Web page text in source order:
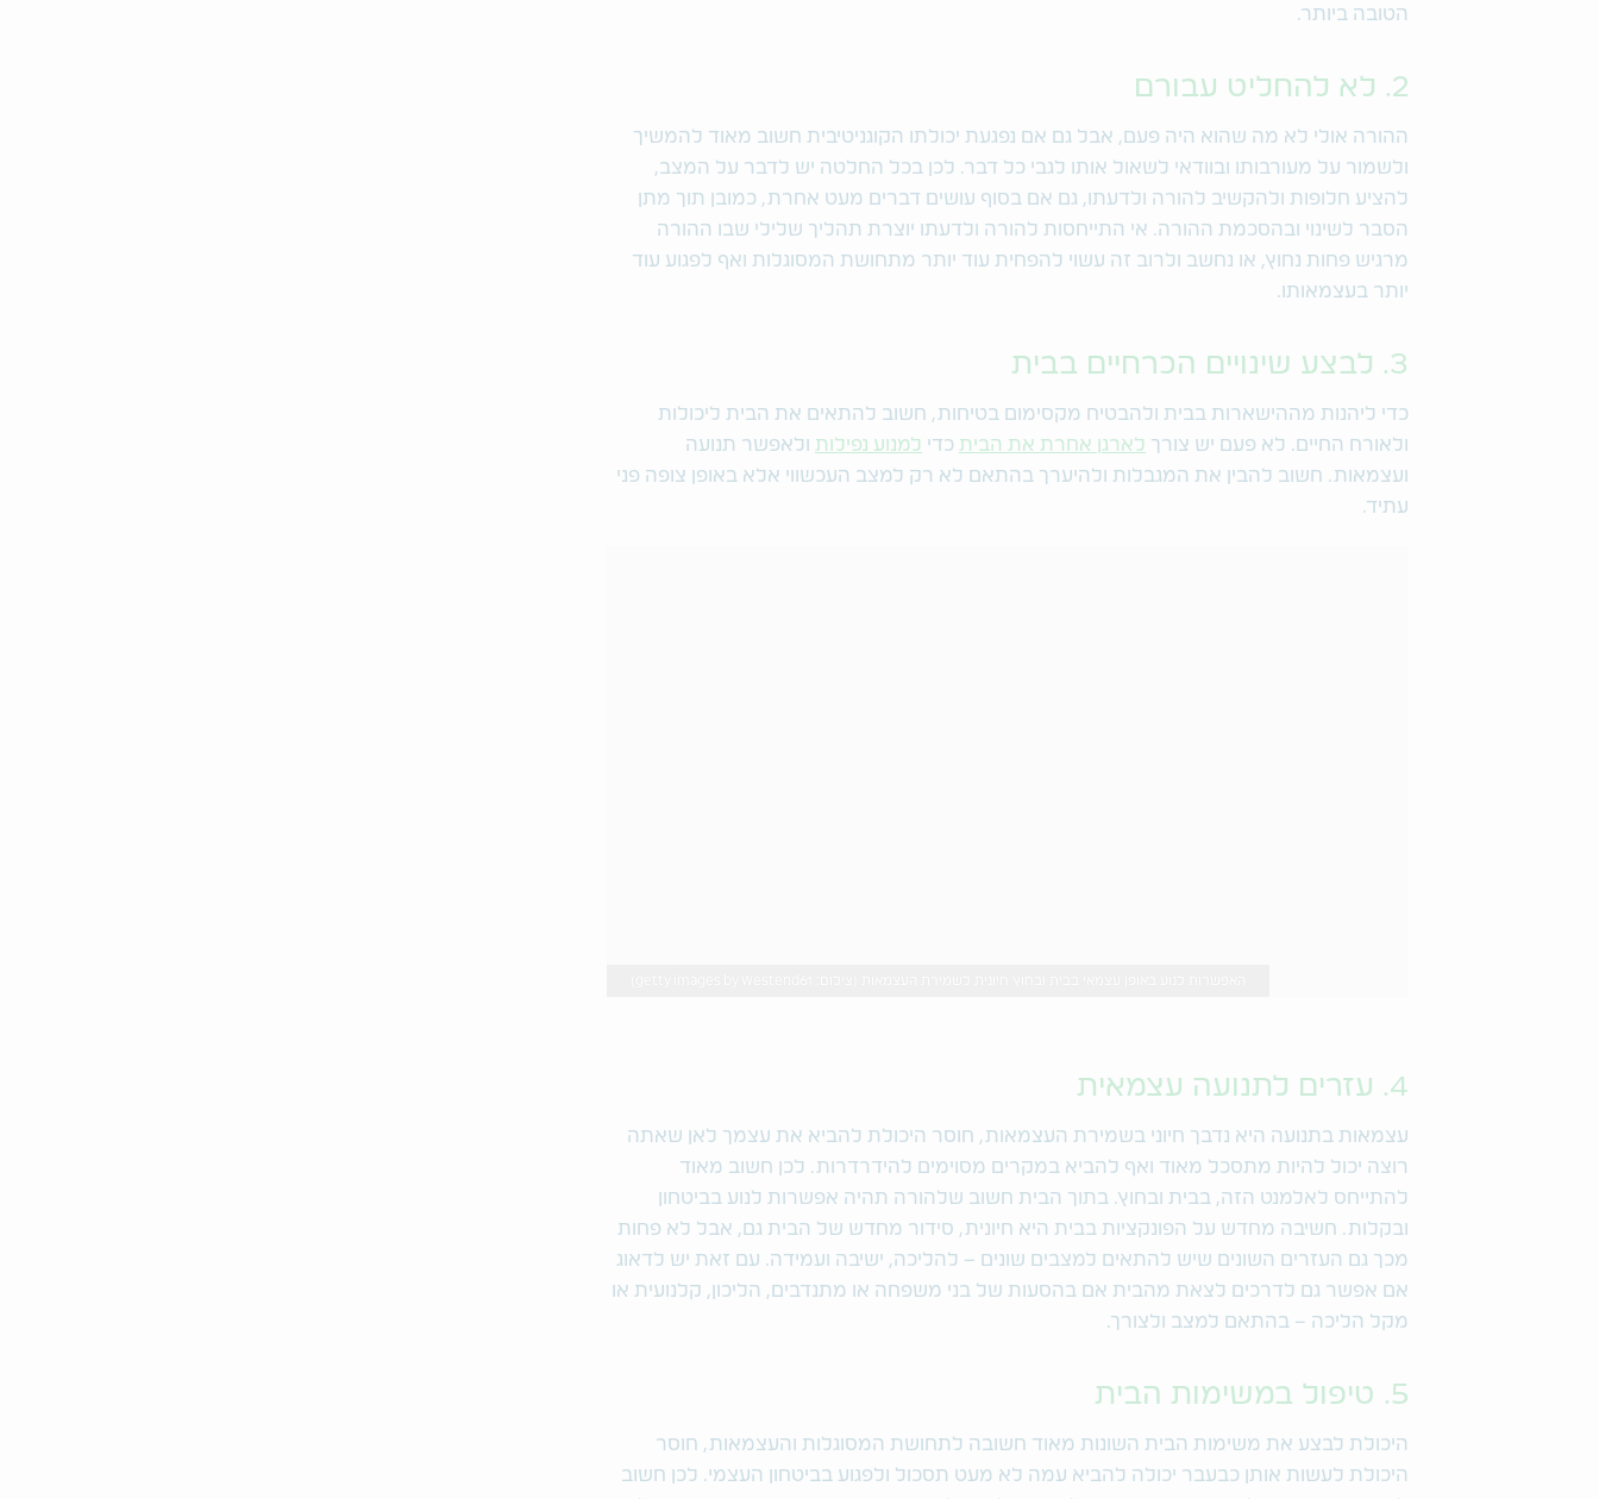
הטובה ביותר.
2. לא להחליט עבורם
ההורה אולי לא מה שהוא היה פעם, אבל גם אם נפגעת יכולתו הקוגניטיבית חשוב מאוד להמשיך
ולשמור על מעורבותו ובוודאי לשאול אותו לגבי כל דבר. לכן בכל החלטה יש לדבר על המצב,
להציע חלופות ולהקשיב להורה ולדעתו, גם אם בסוף עושים דברים מעט אחרת, כמובן תוך מתן
הסבר לשינוי ובהסכמת ההורה. אי התייחסות להורה ולדעתו יוצרת תהליך שלילי שבו ההורה
מרגיש פחות נחוץ, או נחשב ולרוב זה עשוי להפחית עוד יותר מתחושת המסוגלות ואף לפגוע עוד
יותר בעצמאותו.
3. לבצע שינויים הכרחיים בבית
כדי ליהנות מההישארות בבית ולהבטיח מקסימום בטיחות, חשוב להתאים את הבית ליכולות
ולאורח החיים. לא פעם יש צורך לארגן אחרת את הבית כדי למנוע נפילות ולאפשר תנועה
ועצמאות. חשוב להבין את המגבלות ולהיערך בהתאם לא רק למצב העכשווי אלא באופן צופה פני
עתיד.
4. עזרים לתנועה עצמאית
עצמאות בתנועה היא נדבך חיוני בשמירת העצמאות, חוסר היכולת להביא את עצמך לאן שאתה
רוצה יכול להיות מתסכל מאוד ואף להביא במקרים מסוימים להידרדרות. לכן חשוב מאוד
להתייחס לאלמנט הזה, בבית ובחוץ. בתוך הבית חשוב שלהורה תהיה אפשרות לנוע בביטחון
ובקלות. חשיבה מחדש על הפונקציות בבית היא חיונית, סידור מחדש של הבית גם, אבל לא פחות
מכך גם העזרים השונים שיש להתאים למצבים שונים – להליכה, ישיבה ועמידה. עם זאת יש לדאוג
אם אפשר גם לדרכים לצאת מהבית אם בהסעות של בני משפחה או מתנדבים, הליכון, קלנועית או
מקל הליכה – בהתאם למצב ולצורך.
5. טיפול במשימות הבית
היכולת לבצע את משימות הבית השונות מאוד חשובה לתחושת המסוגלות והעצמאות, חוסר
היכולת לעשות אותן כבעבר יכולה להביא עמה לא מעט תסכול ולפגוע בביטחון העצמי. לכן חשוב